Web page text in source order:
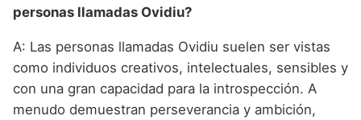
personas llamadas Ovidiu?
A: Las personas llamadas Ovidiu suelen ser vistas
como individuos creativos, intelectuales, sensibles y
con una gran capacidad para la introspección. A
menudo demuestran perseverancia y ambición,